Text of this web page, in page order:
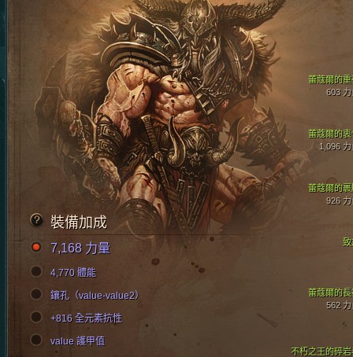
蕾蔻爾的衷
1,096 力
蕾蔻爾的裹
926 力
蕾蔻爾的重
603 力
蕾蔻爾的長
562 力
不朽之王的碎岩
致
裝備加成
7,168 力量
4,770 體能
鑲孔（value-value2）
+816 全元素抗性
value 護甲值